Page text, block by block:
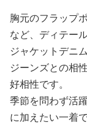
胸元のフラップ
など、ディテール
ジャケットデニ
ジーンズとの相
好相性です。
季節を問わず活
に加えたい一着で